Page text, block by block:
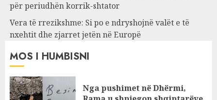
për periudhën korrik-shtator
Vera të rrezikshme: Si po e ndryshojnë valët e të
nxehtit dhe zjarret jetën në Europë
MOS I HUMBISNI
Nga pushimet në Dhërmi,